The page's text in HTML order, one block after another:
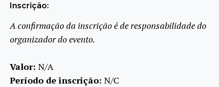
Inscrição:
A confirmação da inscrição é de responsabilidade do
organizador do evento.
Valor: N/A
Período de inscrição: N/C